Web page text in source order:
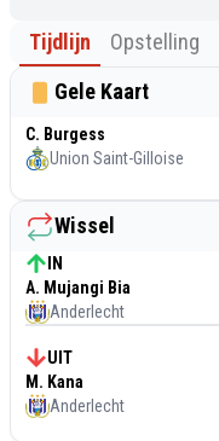
Tijdlijn Opstelling
Gele Kaart
C. Burgess
Union Saint-Gilloise
Wissel
IN
A. Mujangi Bia
Anderlecht
UIT
M. Kana
Anderlecht